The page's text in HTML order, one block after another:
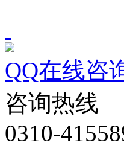
QQ在线咨
咨询热线
0310-